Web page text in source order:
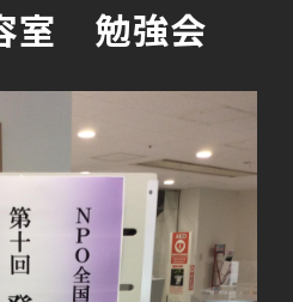
室 勉強会